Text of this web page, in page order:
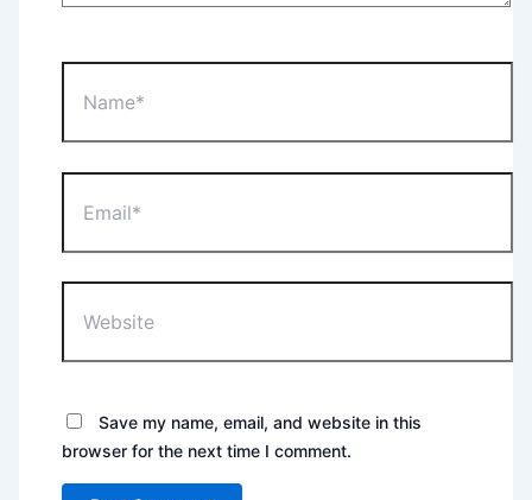
Save my name, email, and website in this
browser for the next time I comment.